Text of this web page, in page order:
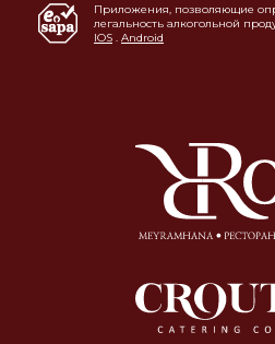
Приложения, позволяющие
легальность алкогольной
IOS . Android